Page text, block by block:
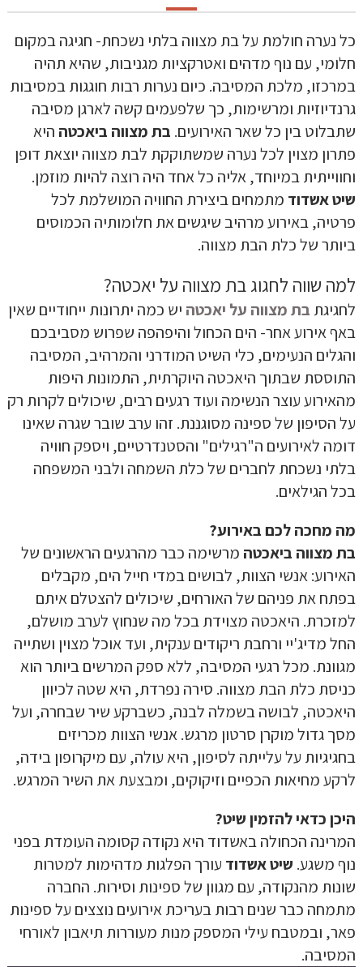
כל נערה חולמת על בת מצווה בלתי נשכחת- חגיגה במקום
חלומי, עם נוף מדהים ואטרקציות מגניבות, שהיא תהיה
במרכזו, מלכת המסיבה. כיום נערות רבות חוגגות במסיבות
גרנדיוזיות ומרשימות, כך שלפעמים קשה לארגן מסיבה
שתבלוט בין כל שאר האירועים. בת מצווה ביאכטה היא
פתרון מצוין לכל נערה שמשתוקקת לבת מצווה יוצאת דופן
וחווייתית במיוחד, אליה כל אחד היה רוצה להיות מוזמן.
שיט אשדוד מתמחים ביצירת החוויה המושלמת לכל
פרטיה, באירוע מרהיב שיגשים את חלומותיה הכמוסים
ביותר של כלת הבת מצווה.
למה שווה לחגוג בת מצווה על יאכטה?
לחגיגת בת מצווה על יאכטה יש כמה יתרונות ייחודיים שאין
באף אירוע אחר- הים הכחול והיפהפה שפרוש מסביבכם
והגלים הנעימים, כלי השיט המודרני והמרהיב, המסיבה
התוססת שבתוך היאכטה היוקרתית, התמונות היפות
מהאירוע עוצר הנשימה ועוד רגעים רבים, שיכולים לקרות רק
על הסיפון של ספינה מסוגננת. זהו ערב שובר שגרה שאינו
דומה לאירועים ה"רגילים" והסטנדרטיים, ויספק חוויה
בלתי נשכחת לחברים של כלת השמחה ולבני המשפחה
בכל הגילאים.
מה מחכה לכם באירוע?
בת מצווה ביאכטה מרשימה כבר מהרגעים הראשונים של
האירוע: אנשי הצוות, לבושים במדי חייל הים, מקבלים
בפתח את פניהם של האורחים, שיכולים להצטלם איתם
למזכרת. היאכטה מצוידת בכל מה שנחוץ לערב מושלם,
החל מדיג'יי ורחבת ריקודים ענקית, ועד אוכל מצוין ושתייה
מגוונת. מכל רגעי המסיבה, ללא ספק המרשים ביותר הוא
כניסת כלת הבת מצווה. סירה נפרדת, היא שטה לכיוון
היאכטה, לבושה בשמלה לבנה, כשברקע שיר שבחרה, ועל
מסך גדול מוקרן סרטון מרגש. אנשי הצוות מכריזים
בחגיגיות על עלייתה לסיפון, היא עולה, עם מיקרופון בידה,
לרקע מחיאות הכפיים וזיקוקים, ומבצעת את השיר המרגש.
היכן כדאי להזמין שיט?
המרינה הכחולה באשדוד היא נקודה קסומה העומדת בפני
נוף משגע. שיט אשדוד עורך הפלגות מדהימות למטרות
שונות מהנקודה, עם מגוון של ספינות וסירות. החברה
מתמחה כבר שנים רבות בעריכת אירועים נוצצים על ספינות
פאר, ובמטבח עילי המספק מנות מעוררות תיאבון לאורחי
המסיבה.